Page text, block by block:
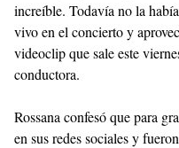
increíble. Todavía no la
vivo en el concierto y
videoclip que sale este
conductora.
Rossana confesó que para
en sus redes sociales y